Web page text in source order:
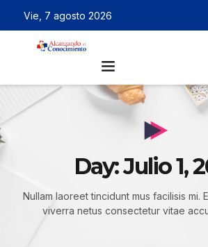
Vie, 7 agosto 2026
Day: Julio 1,
Nullam laoreet tincidunt mus facilisis mi.
viverra netus consectetur vitae